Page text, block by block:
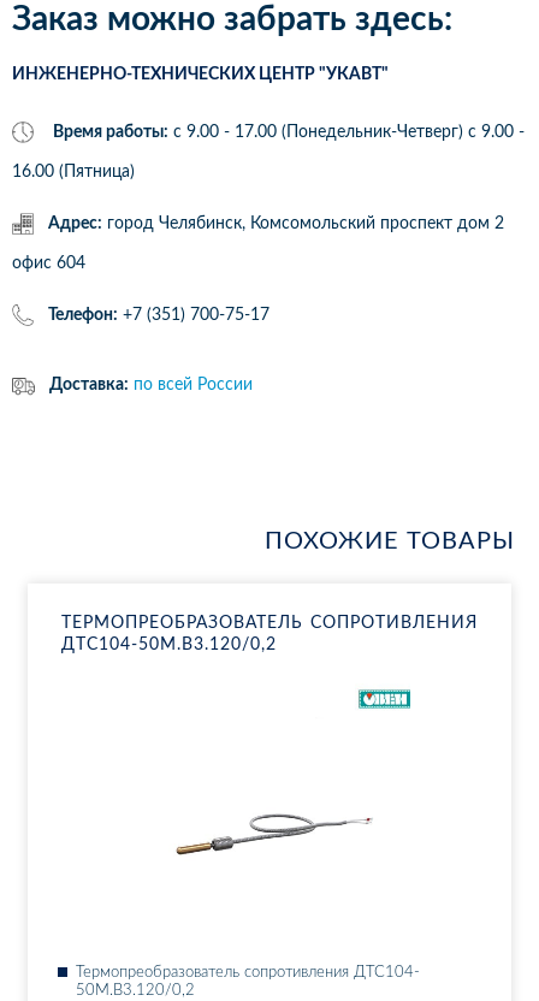
Заказ можно забрать здесь:
ИНЖЕНЕРНО-ТЕХНИЧЕСКИХ ЦЕНТР "УКАВТ"
Время работы: с 9.00 - 17.00 (Понедельник-Четверг) c 9.00 -
16.00 (Пятница)
Адрес: город Челябинск, Комсомольский проспект дом 2
офис 604
Телефон: +7 (351) 700-75-17
Доставка: по всей России
ПОХОЖИЕ ТОВАРЫ
ТЕР­МО­ПРЕ­ОБ­РА­ЗО­ВА­ТЕЛЬ СО­ПРО­ТИВ­ЛЕ­НИЯ
ДТ­С104-50М.В3.120/0,2
Тер­мо­пре­об­ра­зо­ва­тель со­про­тив­ле­ния ДТ­С104-
50М.В3.120/0,2